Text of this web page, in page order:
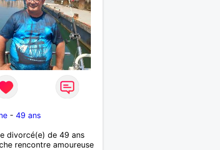
- 49 ans
divorcé(e) de 49 ans
rencontre amoureuse